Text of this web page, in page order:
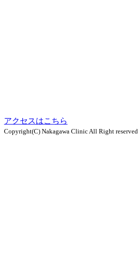
アクセスはこちら
Copyright(C) Nakagawa Clinic All Right reserved.